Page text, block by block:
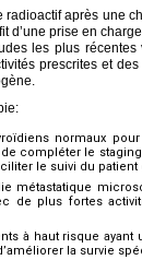
radioactif après une
d’une prise en
les plus
prescrites et
normaux
compléter le
le suivi du
métastatique
de plus fortes
à haut risque
la survie